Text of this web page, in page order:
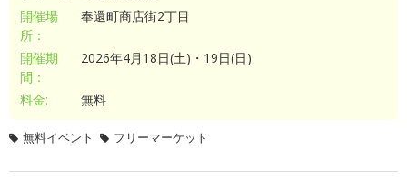
開催場
所：
奉還町商店街2丁目
開催期
間：
2026年4月18日(土)・19日(日)
料金: 無料
無料イベント フリーマーケット